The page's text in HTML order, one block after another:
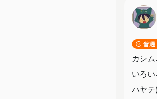
普通
カシ
いろ
ハヤ